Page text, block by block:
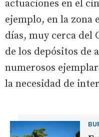
actuaciones en el
ejemplo, en la zona
días, muy cerca del
de los depósitos de
numerosos
la necesidad de